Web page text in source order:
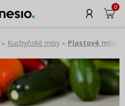
0
» Kuchyňské mísy » Plastové mísy